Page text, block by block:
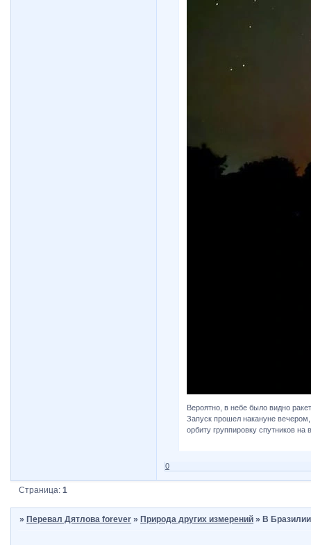
Вероятно, в небе было видно
Запуск прошел накануне
орбиту группировку спутников на
0
Страница:1
» Перевал Дятлова forever » Природа других измерений » В